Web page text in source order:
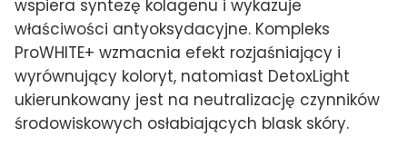
wspiera syntezę kolagenu i wykazuje
właściwości antyoksydacyjne. Kompleks
ProWHITE+ wzmacnia efekt rozjaśniający i
wyrównujący koloryt, natomiast DetoxLight
ukierunkowany jest na neutralizację czynników
środowiskowych osłabiających blask skóry.